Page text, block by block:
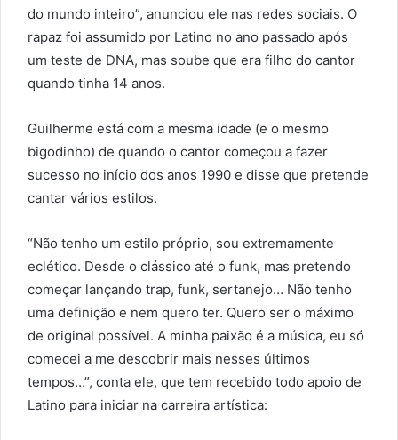
do mundo inteiro”, anunciou ele nas redes sociais. O
rapaz foi assumido por Latino no ano passado após
um teste de DNA, mas soube que era filho do cantor
quando tinha 14 anos.
Guilherme está com a mesma idade (e o mesmo
bigodinho) de quando o cantor começou a fazer
sucesso no início dos anos 1990 e disse que pretende
cantar vários estilos.
“Não tenho um estilo próprio, sou extremamente
eclético. Desde o clássico até o funk, mas pretendo
começar lançando trap, funk, sertanejo… Não tenho
uma definição e nem quero ter. Quero ser o máximo
de original possível. A minha paixão é a música, eu só
comecei a me descobrir mais nesses últimos
tempos…”, conta ele, que tem recebido todo apoio de
Latino para iniciar na carreira artística: